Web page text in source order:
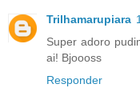
Trilhamarupiara
Super adoro
ai! Bjoooss
Responder